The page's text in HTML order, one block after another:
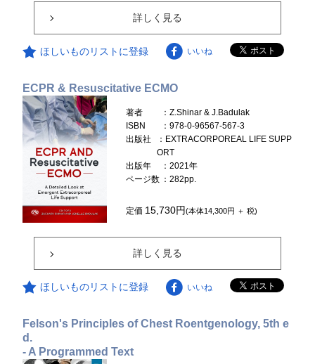
詳しく見る
ほしいものリストに登録 いいね
ECPR & Resuscitative ECMO
著者
：Z.Shinar & J.Badulak
ISBN
：978-0-96567-567-3
出版社
：EXTRACORPOREAL LIFE SUPP
ORT
出版年
：2021年
ページ数 ：282pp.
定価 15,730円(本体14,300円 ＋ 税)
詳しく見る
ほしいものリストに登録 いいね
Felson's Principles of Chest Roentgenology, 5th e
d.
- A Programmed Text